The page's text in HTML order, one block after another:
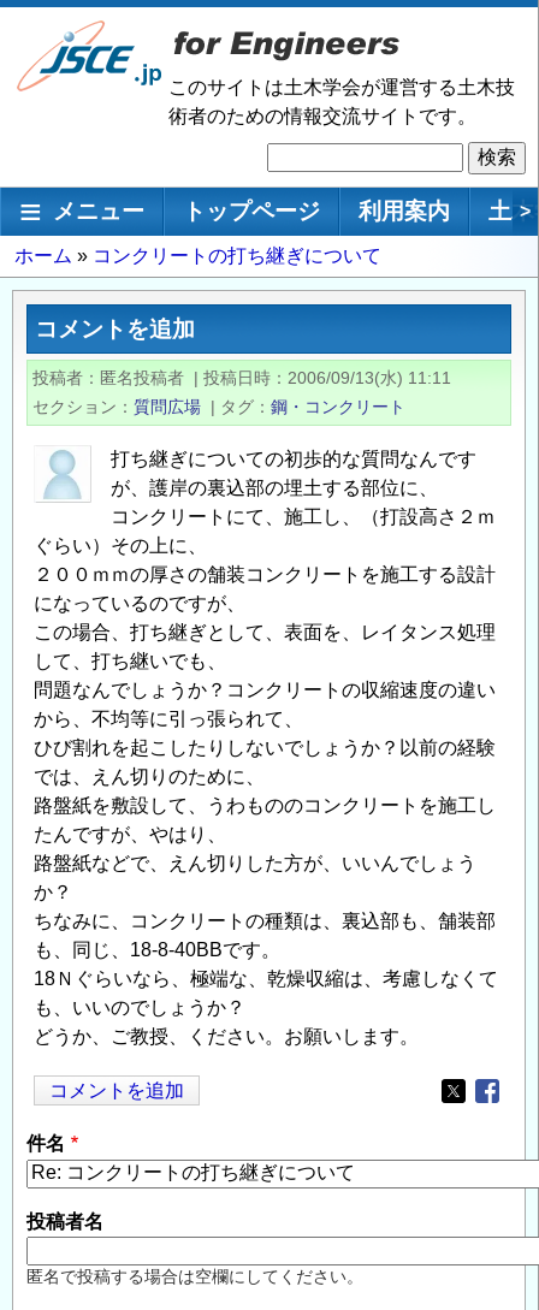
メ
ン
移
このサイトは土木学会が運営する土木技
術者のための情報交流サイトです。
索
メインナビゲーション
メニュー トップページ 利用案内 土 >
パ
ン
ず
ホーム コンクリートの打ち継ぎについて
コメントを追加
投稿者 匿名投稿者 | 投稿日時
2006/09/13(水) 11:11
セクション
質問広場 | タグ 鋼・コンクリート
打ち継ぎについての初歩的な質問なんです
が、護岸の裏込部の埋土する部位に、
コンクリートにて、施工し、（打設高さ２ｍ
ぐらい）その上に、
２００ｍｍの厚さの舗装コンクリートを施工する設計
になっているのですが、
この場合、打ち継ぎとして、表面を、レイタンス処理
して、打ち継いでも、
問題なんでしょうか？コンクリートの収縮速度の違い
から、不均等に引っ張られて、
ひび割れを起こしたりしないでしょうか？以前の経験
では、えん切りのために、
路盤紙を敷設して、うわもののコンクリートを施工し
たんですが、やはり、
路盤紙などで、えん切りした方が、いいんでしょう
か？
ちなみに、コンクリートの種類は、裏込部も、舗装部
も、同じ、18-8-40BBです。
18Ｎぐらいなら、極端な、乾燥収縮は、考慮しなくて
も、いいのでしょうか？
どうか、ご教授、ください。お願いします。
コメントを追加
Opens in
件名
投稿者名
匿名で投稿する場合は空欄にしてください。